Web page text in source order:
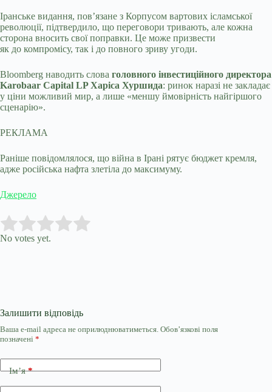
Іранське видання, пов’язане з Корпусом вартових ісламської
революції, підтвердило, що переговори тривають, але кожна
сторона вносить свої поправки. Це може призвести
як до компромісу, так і до повного зриву угоди.
Bloomberg наводить слова головного інвестиційного директора
Karobaar Capital LP Харіса Хуршида: ринок наразі не закладає
у ціни можливий мир, а лише «меншу ймовірність найгіршого
сценарію».
РЕКЛАМА
Раніше повідомлялося, що війна в Ірані рятує бюджет кремля,
адже російська нафта злетіла до максимуму.
Джерело
Rate this item:
No votes yet.
Залишити відповідь
Ваша e-mail адреса не оприлюднюватиметься. Обов’язкові поля
позначені *
Ім’я*